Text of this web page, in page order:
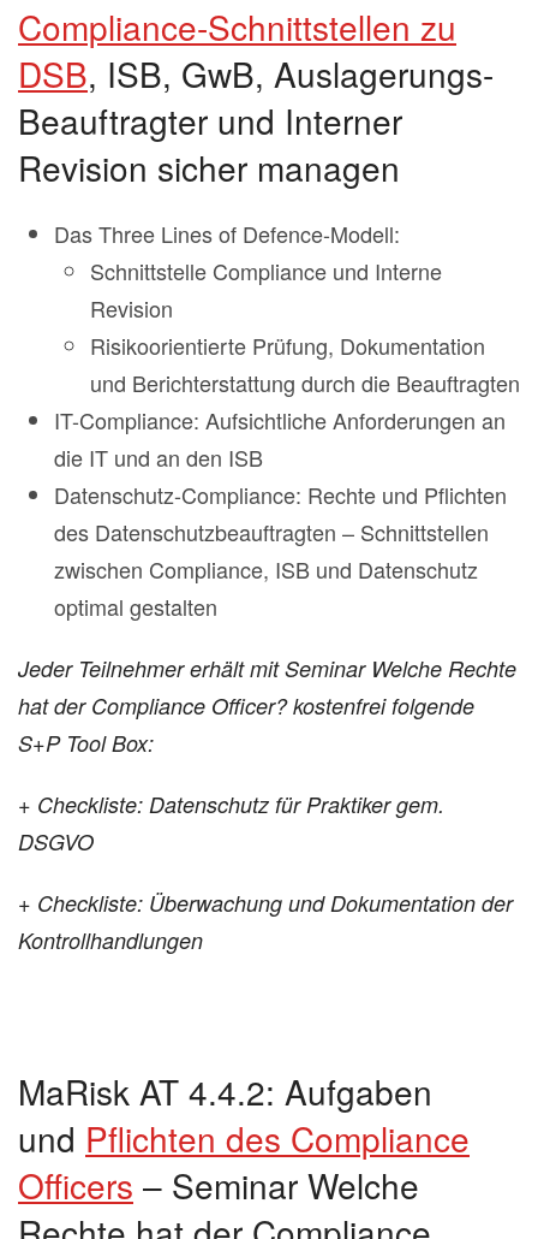
Compliance-Schnittstellen zu
DSB, ISB, GwB, Auslagerungs-
Beauftragter und Interner
Revision sicher managen
Das Three Lines of Defence-Modell:
Schnittstelle Compliance und Interne
Revision
Risikoorientierte Prüfung, Dokumentation
und Berichterstattung durch die Beauftragten
IT-Compliance: Aufsichtliche Anforderungen an
die IT und an den ISB
Datenschutz-Compliance: Rechte und Pflichten
des Datenschutzbeauftragten – Schnittstellen
zwischen Compliance, ISB und Datenschutz
optimal gestalten
Jeder Teilnehmer erhält mit Seminar Welche Rechte
hat der Compliance Officer? kostenfrei folgende
S+P Tool Box:
+ Checkliste: Datenschutz für Praktiker gem.
DSGVO
+ Checkliste: Überwachung und Dokumentation der
Kontrollhandlungen
MaRisk AT 4.4.2: Aufgaben
und Pflichten des Compliance
Officers – Seminar Welche